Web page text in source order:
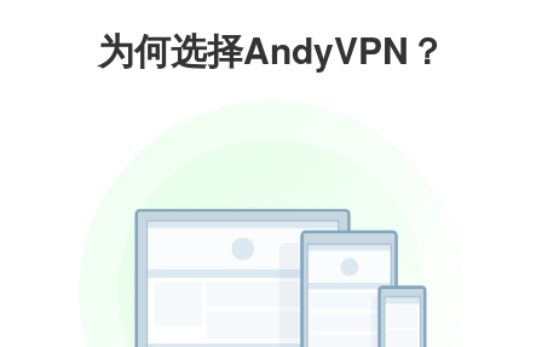
为何选择AndyVPN？